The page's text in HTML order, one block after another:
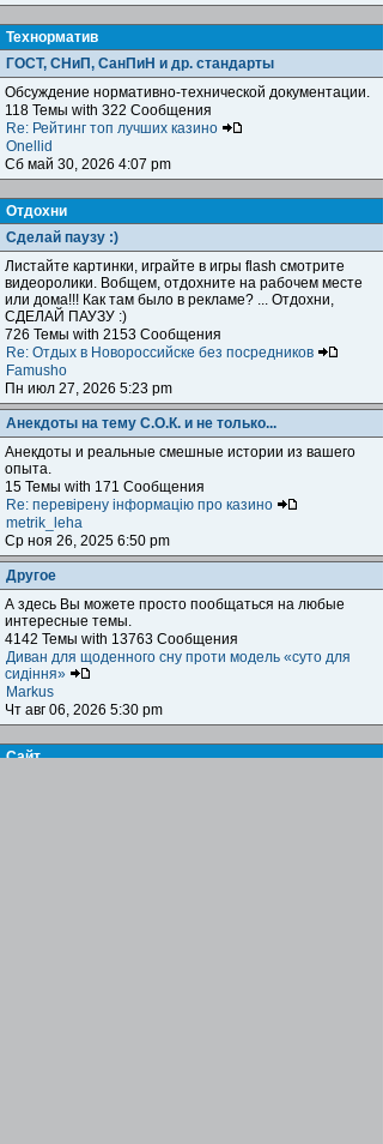
Teхнорматив
ГОСТ, СНиП, СанПиН и др. стандарты
Обсуждение нормативно-технической документации.
118 Темы with 322 Сообщения
Re: Рейтинг топ лучших казино
Onellid
Сб май 30, 2026 4:07 pm
Отдохни
Сделай паузу :)
Листайте картинки, играйте в игры flash смотрите
видеоролики. Вобщем, отдохните на рабочем месте
или дома!!! Как там было в рекламе? ... Отдохни,
СДЕЛАЙ ПАУЗУ :)
726 Темы with 2153 Сообщения
Re: Отдых в Новороссийске без посредников
Famusho
Пн июл 27, 2026 5:23 pm
Анекдоты на тему С.О.К. и не только...
Анекдоты и реальные смешные истории из вашего
опыта.
15 Темы with 171 Сообщения
Re: перевірену інформацію про казино
metrik_leha
Ср ноя 26, 2025 6:50 pm
Другое
А здесь Вы можете просто пообщаться на любые
интересные темы.
4142 Темы with 13763 Сообщения
Диван для щоденного сну проти модель «суто для
сидіння»
Markus
Чт авг 06, 2026 5:30 pm
Сайт